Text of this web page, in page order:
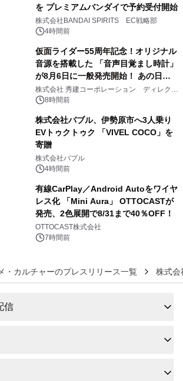
を プレミアムバンダイで予約受付開始
株式会社BANDAI SPIRITS EC戦略部
4時間前
仮面ライダー55周年記念！オリジナル
音源を搭載した 「音声目覚まし時計」
が8月6日に一般発売開始！ あの日の
大興奮が今甦る
株式会社 秀建コーポレーション ディレクト
アートギャラリー
8時間前
株式会社バブル、伊勢原市へ3人乗り
EVトゥクトゥク 「VIVEL COCO」を
寄贈
株式会社バブル
4時間前
有線CarPlay／Android Autoをワイヤ
レス化 「Mini Aura」 OTTOCASTが
発売、2色展開で8/31まで40％OFF！
OTTOCAST株式会社
7時間前
・カルチャーのプレスリリース一覧 株式会
信